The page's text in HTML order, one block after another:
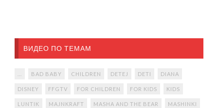
ВИДЕО ПО ТЕМАМ
BAD BABY CHILDREN DETEJ DETI DIANA
DISNEY FFGTV FOR CHILDREN FOR KIDS KIDS
LUNTIK MAJNKRAFT MASHA AND THE BEAR MASHINKI